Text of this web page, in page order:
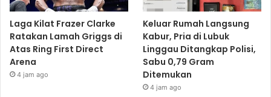
Laga Kilat Frazer Clarke
Ratakan Lamah Griggs di
Atas Ring First Direct
Arena
4 jam ago
Keluar Rumah Langsung
Kabur, Pria di Lubuk
Linggau Ditangkap Polisi,
Sabu 0,79 Gram
Ditemukan
4 jam ago